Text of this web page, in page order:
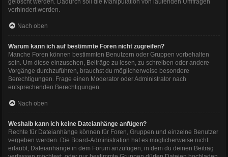
gelöscht werden. Dadurch soll die Manipulation von laufenden Umfragen
verhindert werden.
Nach oben
Warum kann ich auf bestimmte Foren nicht zugreifen?
Manche Foren können bestimmten Benutzern oder Gruppen vorbehalten
sein. Um diese einzusehen, Beiträge zu lesen, zu schreiben oder andere
Vorgänge durchzuführen, brauchst du möglicherweise besondere
Berechtigungen. Frage einen Moderator oder Administrator nach
entsprechenden Berechtigungen.
Nach oben
Weshalb kann ich keine Dateianhänge anfügen?
Rechte für Dateianhänge können für Foren, Gruppen und einzelne Benutzer
vergeben werden. Die Board-Administration hat es möglicherweise nicht
erlaubt, Dateianhänge in dem Forum anzufügen, in dem du deinen Beitrag